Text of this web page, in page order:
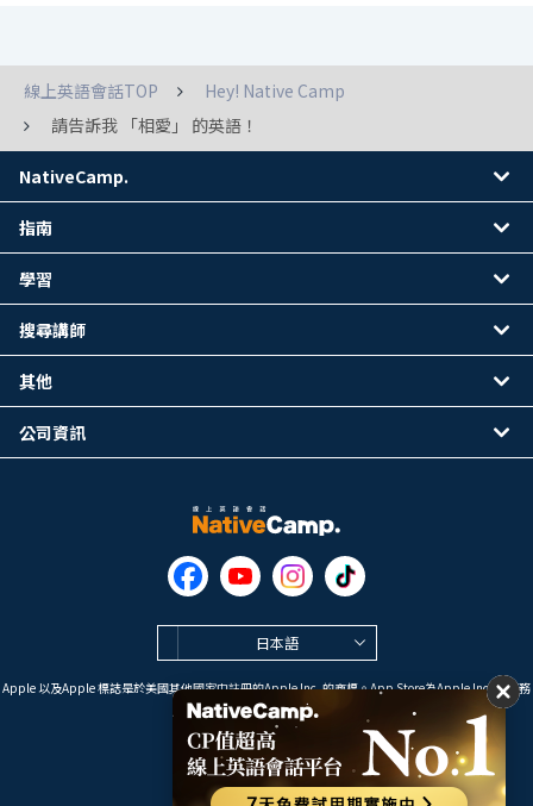
線上英語會話TOP
Hey! Native Camp
請告訴我 「相愛」 的英語！
日本語
Apple 以及Apple 標誌是於美國其他國家中註冊的Apple Inc. 的商標。App Store為Apple Inc. 的服務
標誌。
Google Play是 Google LLC 的商標。
Copyright © 2026 線上英語會話
NativeCamp. All Rights Reserved.
NativeCamp.
指南
學習
搜尋講師
其他
公司資訊